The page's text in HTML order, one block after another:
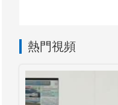
熱門視頻